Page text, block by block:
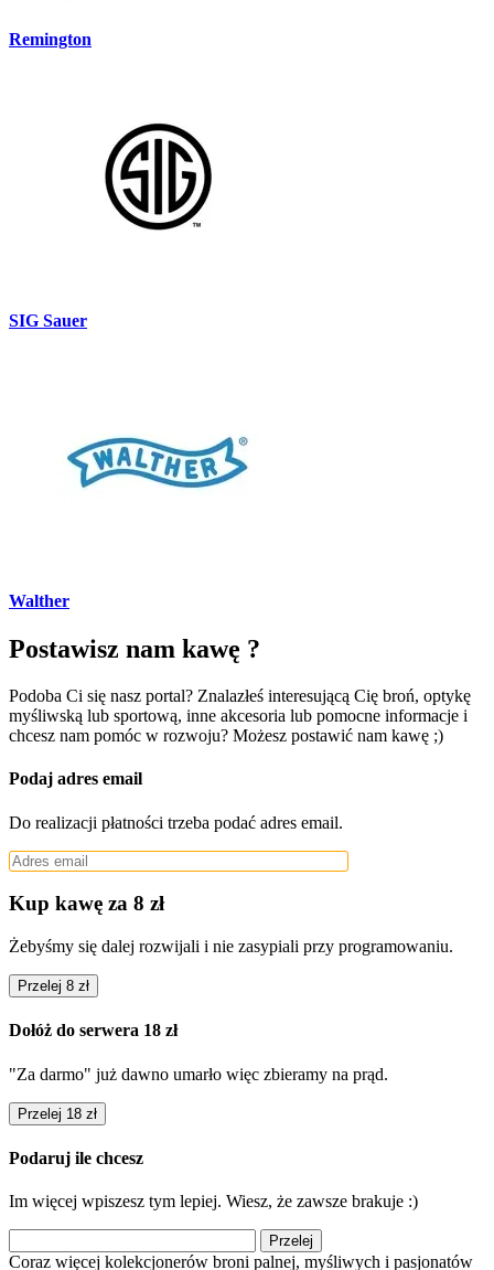
Remington
SIG Sauer
Walther
Postawisz nam kawę ?
Podoba Ci się nasz portal? Znalazłeś interesującą Cię broń, optykę
myśliwską lub sportową, inne akcesoria lub pomocne informacje i
chcesz nam pomóc w rozwoju? Możesz postawić nam kawę ;)
Podaj adres email
Do realizacji płatności trzeba podać adres email.
Kup kawę za 8 zł
Żebyśmy się dalej rozwijali i nie zasypiali przy programowaniu.
Przelej 8 zł
Dołóż do serwera 18 zł
"Za darmo" już dawno umarło więc zbieramy na prąd.
Przelej 18 zł
Podaruj ile chcesz
Im więcej wpiszesz tym lepiej. Wiesz, że zawsze brakuje :)
Przelej
Coraz więcej kolekcjonerów broni palnej, myśliwych i pasjonatów